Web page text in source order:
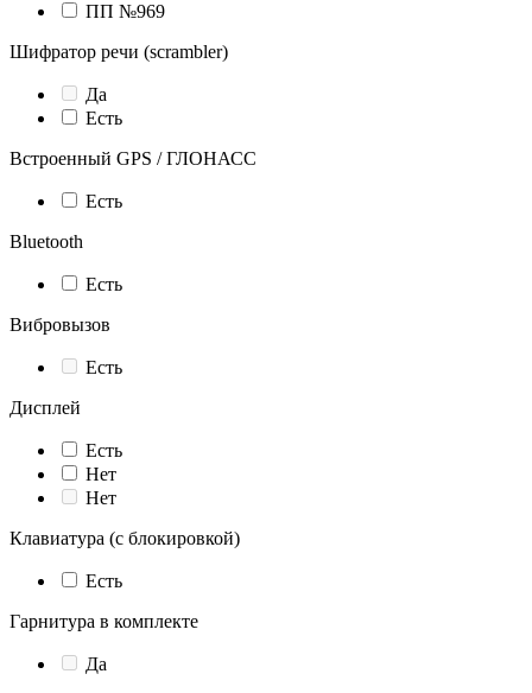
ПП №969
Шифратор речи (scrambler)
Да
Есть
Встроенный GPS / ГЛОНАСС
Есть
Bluetooth
Есть
Вибровызов
Есть
Дисплей
Есть
Нет
Нет
Клавиатура (с блокировкой)
Есть
Гарнитура в комплекте
Да